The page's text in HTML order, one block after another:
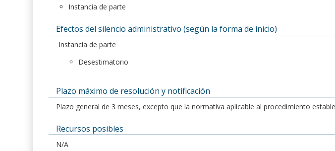
Instancia de parte
Efectos del silencio administrativo (según la forma de inicio)
Instancia de parte
Desestimatorio
Plazo máximo de resolución y notificación
Plazo general de 3 meses, excepto que la normativa aplicable al procedimiento
Recursos posibles
N/A